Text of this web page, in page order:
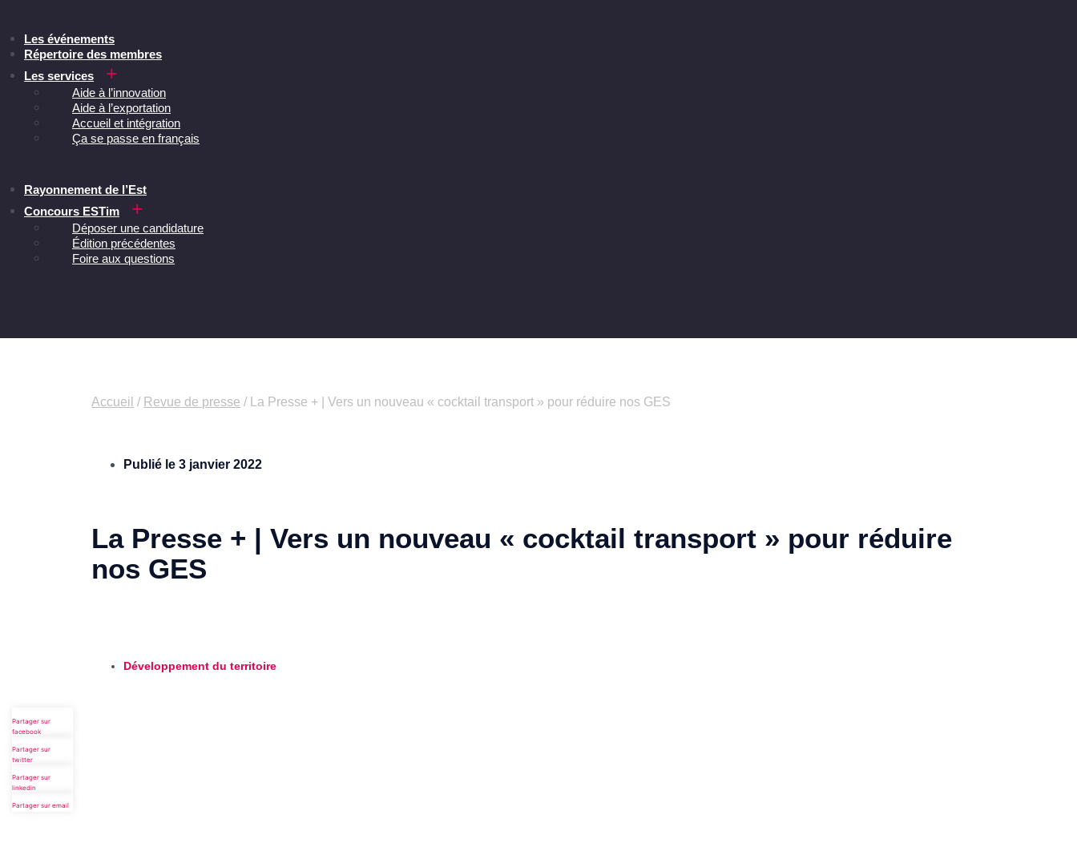
Les événements
Répertoire des membres
Les services
Aide à l’innovation
Aide à l’exportation
Accueil et intégration
Ça se passe en français
Rayonnement de l’Est
Concours ESTim
Déposer une candidature
Édition précédentes
Foire aux questions
Accueil / Revue de presse / La Presse + | Vers un nouveau « cocktail transport » pour réduire nos GES
Publié le 3 janvier 2022
La Presse + | Vers un nouveau « cocktail transport » pour réduire
nos GES
Développement du territoire
Partager sur
facebook
Partager sur
twitter
Partager sur
linkedin
Partager sur email